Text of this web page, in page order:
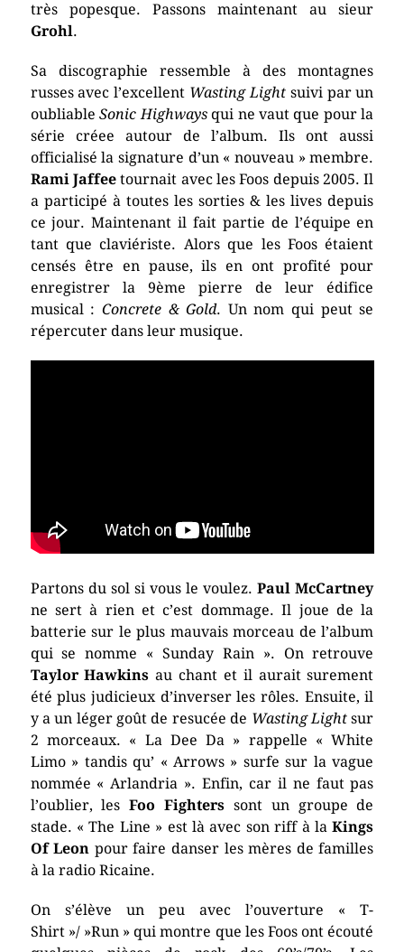
très popesque. Passons maintenant au sieur
Grohl.
Sa discographie ressemble à des montagnes
russes avec l’excellent Wasting Lightsuivi par un
oubliableSonic Highwaysqui ne vaut que pour la
série créee autour de l’album. Ils ont aussi
officialisé la signature d’un « nouveau » membre.
Rami Jaffeetournait avec les Foos depuis 2005. Il
a participé à toutes les sorties & les lives depuis
ce jour. Maintenant il fait partie de l’équipe en
tant que claviériste. Alors que les Foos étaient
censés être en pause, ils en ont profité pour
enregistrer la 9ème pierre de leur édifice
musical : Concrete & Gold. Un nom qui peut se
répercuter dans leur musique.
Partons du sol si vous le voulez.Paul McCartney
ne sert à rien et c’est dommage. Il joue de la
batterie sur le plus mauvais morceau de l’album
qui se nomme « Sunday Rain ». On retrouve
Taylor Hawkins au chant et il aurait surement
été plus judicieux d’inverser les rôles. Ensuite, il
y a un léger goût de resucée de Wasting Light sur
2 morceaux. « La Dee Da » rappelle « White
Limo » tandis qu’ « Arrows » surfe sur la vague
nommée « Arlandria ». Enfin, car il ne faut pas
l’oublier, lesFoo Fighters sont un groupe de
stade. « The Line » est là avec son riff à laKings
Of Leon pour faire danser les mères de familles
à la radio Ricaine.
On s’élève un peu avec l’ouverture « T-
Shirt »/ »Run » qui montre que les Foos ont écouté